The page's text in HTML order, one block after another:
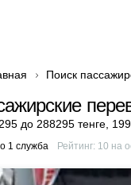
Поиск
до 288295 тенге
1 служба Рейтинг: 10 на